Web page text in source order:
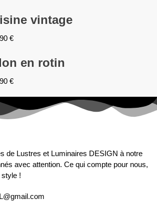
vintage
€
en rotin
€
de Lustres et Luminaires DESIGN à notre
avec attention. Ce qui compte pour nous,
style !